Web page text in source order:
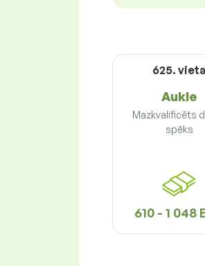
625. vieta
Aukle
Mazkvalificēts
spēks
610 - 1 048